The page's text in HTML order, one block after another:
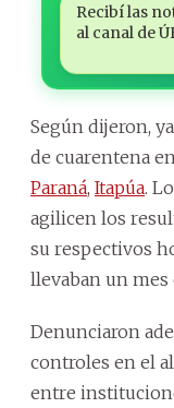
Recibí las
al canal de
Según dijeron,
de cuarentena
Paraná, Itapúa.
agilicen los
su respectivos
llevaban un mes
Denunciaron
controles en el
entre